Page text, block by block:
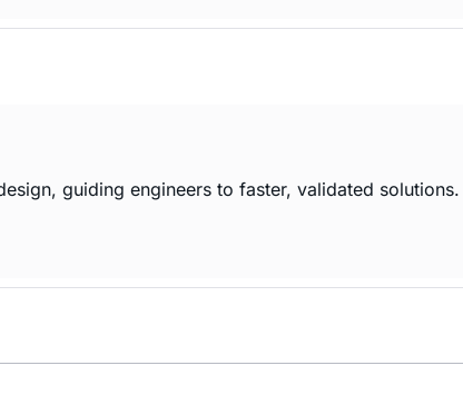
guiding engineers to faster, validated solutions.